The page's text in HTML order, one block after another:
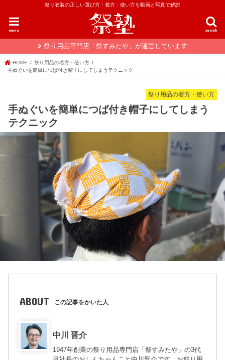
祭り衣装の正しい選び方・着方・使い方を動画と写真で解説
search
menu
祭り用品専門店「祭すみたや」が運営しています
HOME
祭り用品の着方・使い方
手ぬぐいを簡単につば付き帽子にしてしまうテクニック
祭り用品の着方・使い方
手ぬぐいを簡単につば付き帽子にしてしまう
テクニック
ABOUT この記事をかいた人
中川 晋介
1947年創業の祭り用品専門店「祭すみたや」の3代